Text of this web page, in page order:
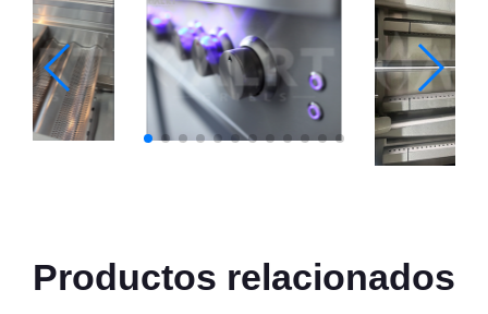
Productos relacionados